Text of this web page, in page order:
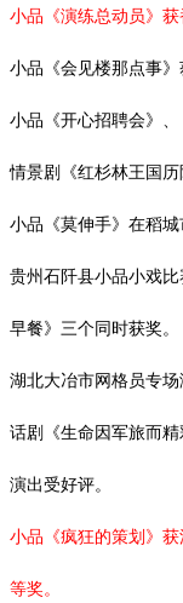
小品《演练总动员》获
小品《会见楼那点事
小品《开心招聘会》
情景剧《红杉林王国
小品《莫伸手》在稻城
贵州石阡县小品小戏
早餐》三个同时获奖。
湖北大冶市网格员专
话剧《生命因军旅而精
演出受好评。
小品《疯狂的策划》
等奖。